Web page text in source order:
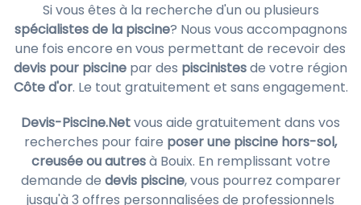
Si vous êtes à la recherche d'un ou plusieurs
spécialistes de la piscine? Nous vous accompagnons
une fois encore en vous permettant de recevoir des
devis pour piscine par des piscinistesde votre région
Côte d'or. Le tout gratuitement et sans engagement.
Devis-Piscine.Netvous aide gratuitement dans vos
recherches pour faire poser une piscine hors-sol,
creusée ou autresà Bouix. En remplissant votre
demande de devis piscine, vous pourrez comparer
jusqu'à 3 offres personnalisées de professionnels